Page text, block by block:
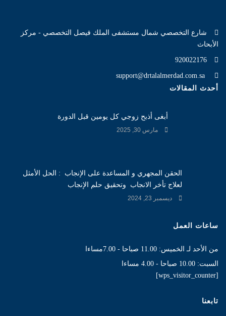
شارع التخصصي شمال مستشفى الملك فيصل التخصصي - مركز
الأبحاث
920022176
أحدث المقالات
أبغى أذبح زوجي كل يومين قبل الدورة
مارس 30, 2025
الحقن المجهري و المساعدة على الإنجاب : الحل الأمثل
لعلاج تأخر الانجاب وتحقيق حلم الإنجاب
ديسمبر 23, 2024
ساعات العمل
من الأحد لـ الخميس: 11.00 صباحا - 7.00مساءا
السبت: 10.00 صباحا - 4.00 مساءا
[wps_visitor_counter]
تابعنا